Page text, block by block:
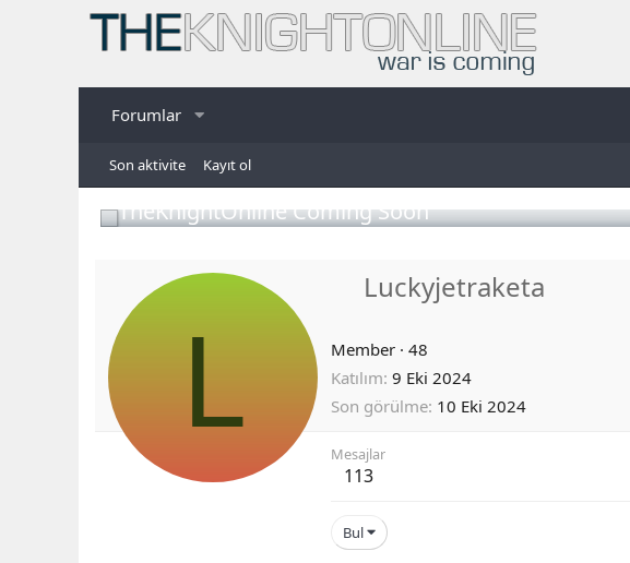
Forumlar
Son aktivite Kayıt ol
TheKnightOnline Coming Soon
L
Luckyjetraketa
Member · 48
Katılım 9 Eki 2024
Son görülme 10 Eki 2024
Mesajlar
113
Bul